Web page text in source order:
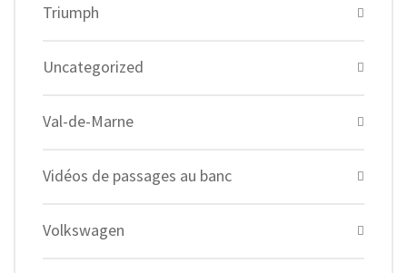
Triumph
Uncategorized
Val-de-Marne
Vidéos de passages au banc
Volkswagen